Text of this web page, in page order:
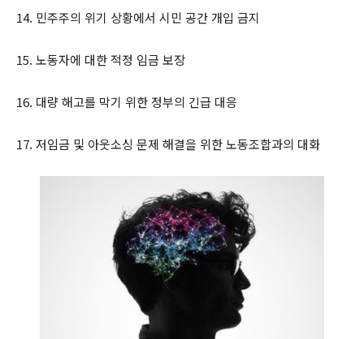
14. 민주주의 위기 상황에서 시민 공간 개입 금지
15. 노동자에 대한 적정 임금 보장
16. 대량 해고를 막기 위한 정부의 긴급 대응
17. 저임금 및 아웃소싱 문제 해결을 위한 노동조합과의 대화